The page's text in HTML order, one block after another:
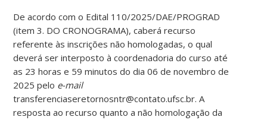
De acordo com o Edital 110/2025/DAE/PROGRAD
(item 3. DO CRONOGRAMA), caberá recurso
referente às inscrições não homologadas, o qual
deverá ser interposto à coordenadoria do curso até
as 23 horas e 59 minutos do dia 06 de novembro de
2025 pelo e-mail
transferenciaseretornosntr@contato.ufsc.br. A
resposta ao recurso quanto a não homologação da